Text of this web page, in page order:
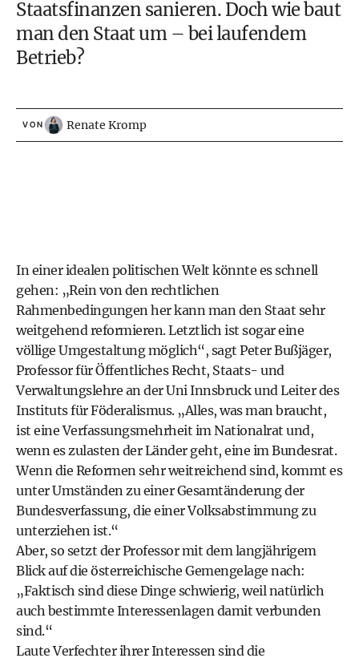
Staatsfinanzen sanieren. Doch wie baut
man den Staat um – bei laufendem
Betrieb?
VON Renate Kromp
In einer idealen politischen Welt könnte es schnell
gehen: „Rein von den rechtlichen
Rahmenbedingungen her kann man den Staat sehr
weitgehend reformieren. Letztlich ist sogar eine
völlige Umgestaltung möglich“, sagt Peter Bußjäger,
Professor für Öffentliches Recht, Staats- und
Verwaltungslehre an der Uni Innsbruck und Leiter des
Instituts für Föderalismus. „Alles, was man braucht,
ist eine Verfassungsmehrheit im Nationalrat und,
wenn es zulasten der Länder geht, eine im Bundesrat.
Wenn die Reformen sehr weitreichend sind, kommt es
unter Umständen zu einer Gesamtänderung der
Bundesverfassung, die einer Volksabstimmung zu
unterziehen ist.“
Aber, so setzt der Professor mit dem langjährigem
Blick auf die österreichische Gemengelage nach:
„Faktisch sind diese Dinge schwierig, weil natürlich
auch bestimmte Interessenlagen damit verbunden
sind.“
Laute Verfechter ihrer Interessen sind die